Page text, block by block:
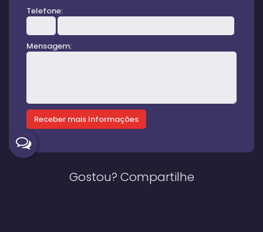
Telefone:
Mensagem:
Gostou? Compartilhe